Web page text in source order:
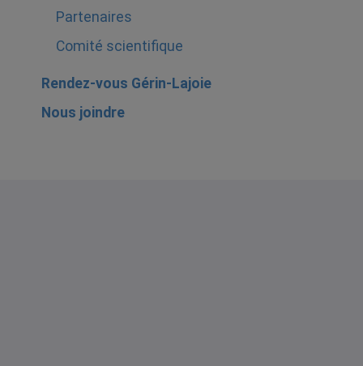
Partenaires
Comité scientifique
Rendez-vous Gérin-Lajoie
Nous joindre